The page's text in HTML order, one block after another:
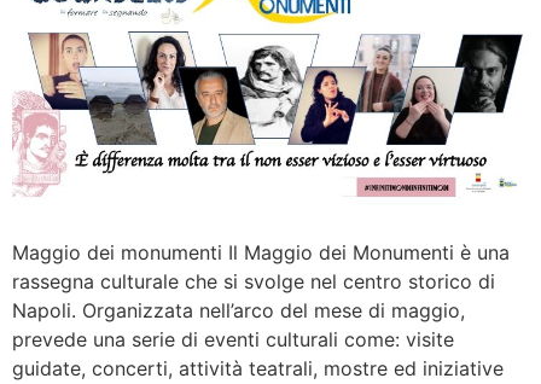
Maggio dei monumenti Il Maggio dei Monumenti è una
rassegna culturale che si svolge nel centro storico di
Napoli. Organizzata nell’arco del mese di maggio,
prevede una serie di eventi culturali come: visite
guidate, concerti, attività teatrali, mostre ed iniziative